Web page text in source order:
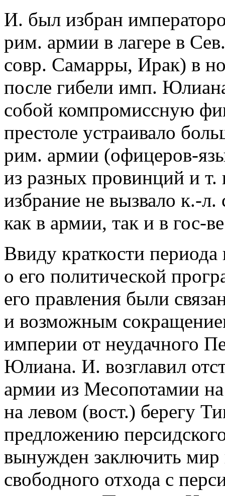
И. был избран
рим. армии в лагере в
совр. Самарры, Ирак) в
после гибели имп.
собой компромиссную
престоле устраивало
рим. армии (офицеров-
из разных провинций и т.
избрание не вызвало к.-л.
как в армии, так и в гос-
Ввиду краткости
о его политической
его правления были
и возможным
империи от неудачного
Юлиана. И. возглавил
армии из Месопотамии на
на левом (вост.) берегу
предложению
вынужден заключить мир
свободного отхода с